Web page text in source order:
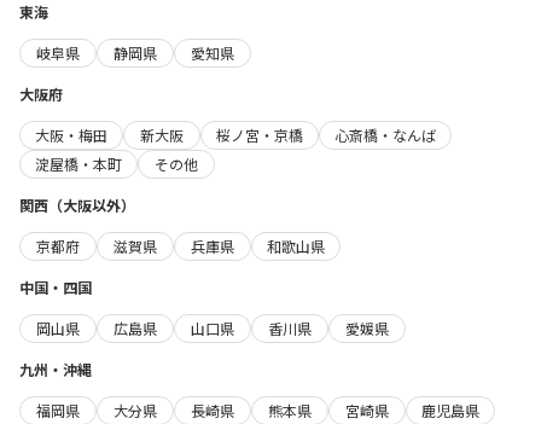
東海
岐阜県
静岡県
愛知県
大阪府
大阪・梅田
新大阪 桜ノ宮・京橋
心斎橋・なんば
淀屋橋・本町
その他
関西（大阪以外）
京都府
滋賀県 兵庫県
和歌山県
中国・四国
岡山県
広島県 山口県 香川県
愛媛県
九州・沖縄
福岡県
大分県 長崎県 熊本県 宮崎県
鹿児島県